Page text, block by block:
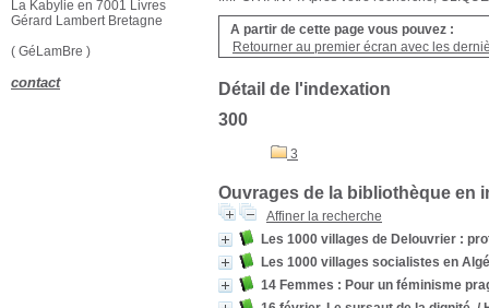
A partir de cette page vous pouvez :
Retourner au premier écran avec les
Détail de l'indexation
300
3
Ouvrages de la bibliothèque en
Affiner la recherche
Les 1000 villages de Delouvrier :
Les 1000 villages socialistes en
14 Femmes : Pour un féminisme
La Kabylie en 7001 Livres
Gérard Lambert Bretagne
( GéLamBre )
contact